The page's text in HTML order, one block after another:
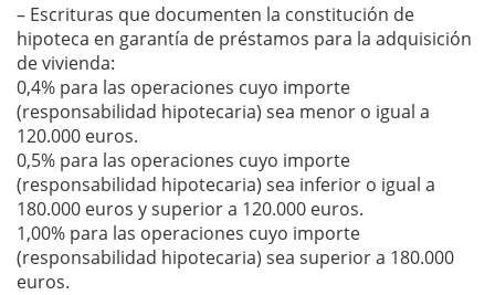
– Escrituras que documenten la constitución de
hipoteca en garantía de préstamos para la adquisición
de vivienda:
0,4% para las operaciones cuyo importe
(responsabilidad hipotecaria) sea menor o igual a
120.000 euros.
0,5% para las operaciones cuyo importe
(responsabilidad hipotecaria) sea inferior o igual a
180.000 euros y superior a 120.000 euros.
1,00% para las operaciones cuyo importe
(responsabilidad hipotecaria) sea superior a 180.000
euros.